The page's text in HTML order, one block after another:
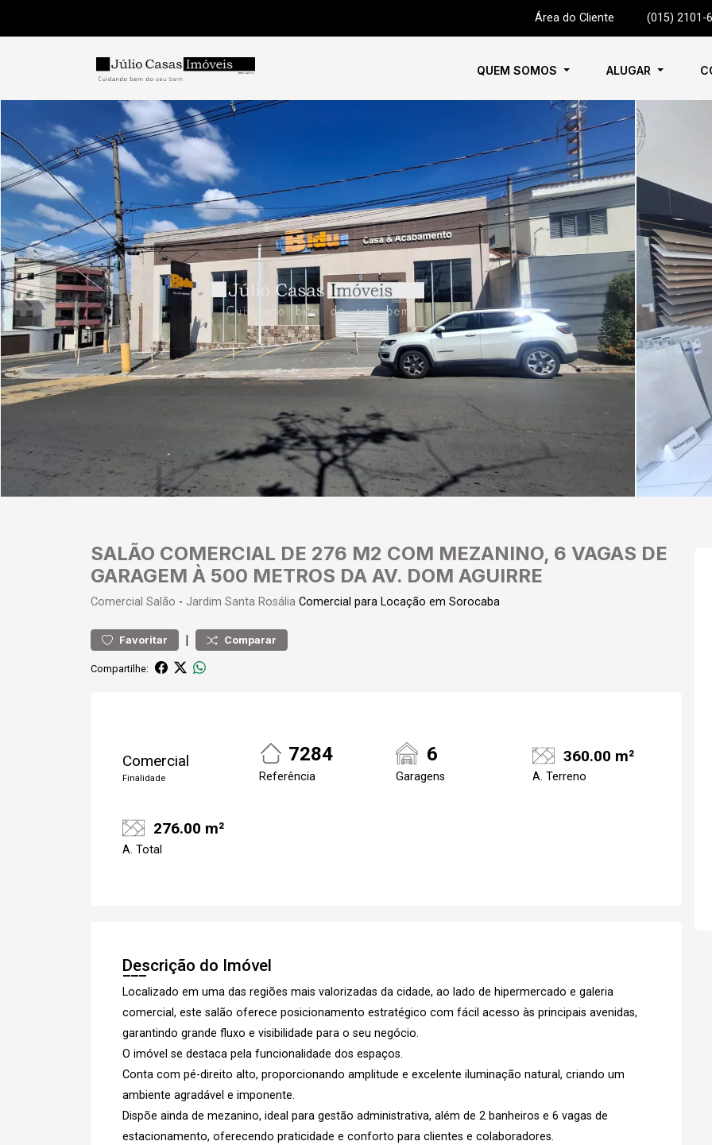
Área do Cliente (015) 2101-
QUEM SOMOS ALUGAR
SALÃO COMERCIAL DE 276 M2 COM MEZANINO, 6 VAGAS DE
GARAGEM À 500 METROS DA AV. DOM AGUIRRE
Comercial Salão - Jardim Santa Rosália Comercial para Locação em Sorocaba
Favoritar | Comparar
Compartilhe:
Comercial
Finalidade
7284
Referência
6
Garagens
360.00 m²
A. Terreno
276.00 m²
A. Total
Descrição do Imóvel
Localizado em uma das regiões mais valorizadas da cidade, ao lado de hipermercado e galeria
comercial, este salão oferece posicionamento estratégico com fácil acesso às principais avenidas,
garantindo grande fluxo e visibilidade para o seu negócio.
O imóvel se destaca pela funcionalidade dos espaços.
Conta com pé-direito alto, proporcionando amplitude e excelente iluminação natural, criando um
ambiente agradável e imponente.
Dispõe ainda de mezanino, ideal para gestão administrativa, além de 2 banheiros e 6 vagas de
estacionamento, oferecendo praticidade e conforto para clientes e colaboradores.
Fazer Agendamento
Cadastre-se